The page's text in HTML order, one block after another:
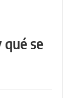
qué se